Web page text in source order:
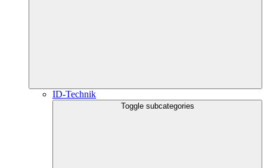
ID-Technik
Toggle subcategories